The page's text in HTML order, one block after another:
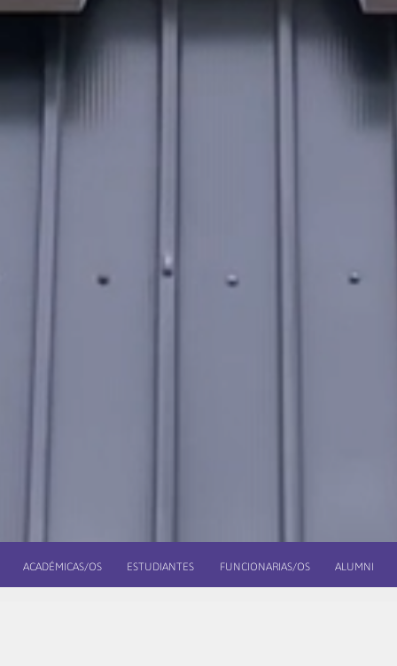
ACADÉMICAS/OS ESTUDIANTES FUNCIONARIAS/OS ALUMNI